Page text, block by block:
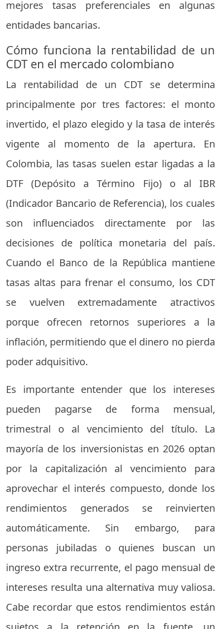
mejores tasas preferenciales en algunas
entidades bancarias.
Cómo funciona la rentabilidad de un
CDT en el mercado colombiano
La rentabilidad de un CDT se determina
principalmente por tres factores: el monto
invertido, el plazo elegido y la tasa de interés
vigente al momento de la apertura. En
Colombia, las tasas suelen estar ligadas a la
DTF (Depósito a Término Fijo) o al IBR
(Indicador Bancario de Referencia), los cuales
son influenciados directamente por las
decisiones de política monetaria del país.
Cuando el Banco de la República mantiene
tasas altas para frenar el consumo, los CDT
se vuelven extremadamente atractivos
porque ofrecen retornos superiores a la
inflación, permitiendo que el dinero no pierda
poder adquisitivo.
Es importante entender que los intereses
pueden pagarse de forma mensual,
trimestral o al vencimiento del título. La
mayoría de los inversionistas en 2026 optan
por la capitalización al vencimiento para
aprovechar el interés compuesto, donde los
rendimientos generados se reinvierten
automáticamente. Sin embargo, para
personas jubiladas o quienes buscan un
ingreso extra recurrente, el pago mensual de
intereses resulta una alternativa muy valiosa.
Cabe recordar que estos rendimientos están